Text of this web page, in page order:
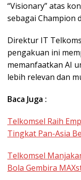
“Visionary” atas
sebagai Champion
Direktur IT
pengakuan ini
memanfaatkan AI
lebih relevan dan
Baca Juga :
Telkomsel Raih
Tingkat Pan-Asia
Telkomsel
Bola Gembira